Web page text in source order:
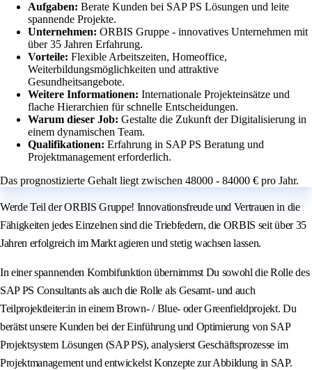
Aufgaben: Berate Kunden bei SAP PS Lösungen und leite
spannende Projekte.
Unternehmen: ORBIS Gruppe - innovatives Unternehmen mit
über 35 Jahren Erfahrung.
Vorteile: Flexible Arbeitszeiten, Homeoffice,
Weiterbildungsmöglichkeiten und attraktive
Gesundheitsangebote.
Weitere Informationen: Internationale Projekteinsätze und
flache Hierarchien für schnelle Entscheidungen.
Warum dieser Job: Gestalte die Zukunft der Digitalisierung in
einem dynamischen Team.
Qualifikationen: Erfahrung in SAP PS Beratung und
Projektmanagement erforderlich.
Das prognostizierte Gehalt liegt zwischen 48000 - 84000 € pro Jahr.
Werde Teil der ORBIS Gruppe! Innovationsfreude und Vertrauen in die
Fähigkeiten jedes Einzelnen sind die Triebfedern, die ORBIS seit über 35
Jahren erfolgreich im Markt agieren und stetig wachsen lassen.
In einer spannenden Kombifunktion übernimmst Du sowohl die Rolle des
SAP PS Consultants als auch die Rolle als Gesamt- und auch
Teilprojektleiter:in in einem Brown- / Blue- oder Greenfieldprojekt. Du
berätst unsere Kunden bei der Einführung und Optimierung von SAP
Projektsystem Lösungen (SAP PS), analysierst Geschäftsprozesse im
Projektmanagement und entwickelst Konzepte zur Abbildung in SAP.